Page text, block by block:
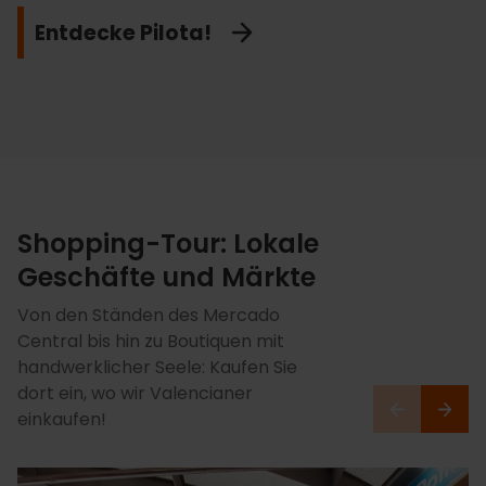
Entdecke Pilota!
Valencias. Spüren Sie Fußballleidenschaft pur!
Auf die Plätze, fertig, Valencia!
das Sie begeistern wird.
Shopping-Tour: Lokale
Geschäfte und Märkte
Von den Ständen des Mercado
Central bis hin zu Boutiquen mit
handwerklicher Seele: Kaufen Sie
dort ein, wo wir Valencianer
einkaufen!